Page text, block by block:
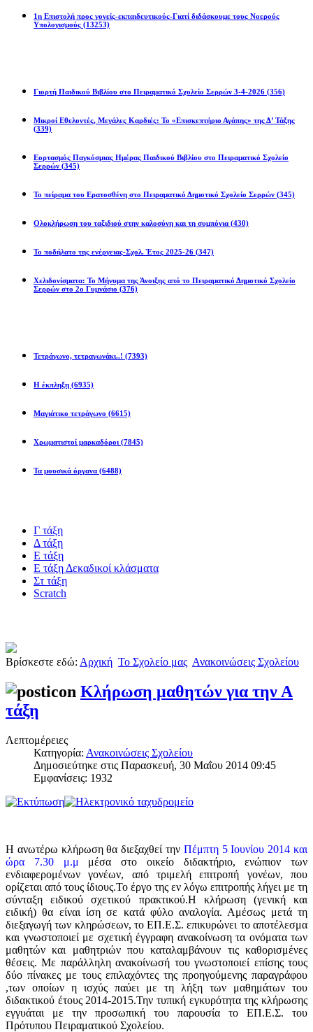
1η Επιστολή προς γονείς-εκπαιδευτικούς-Γιατί διδάσκουμε τους Νοερούς
Υπολογισμούς (13253)
Γιορτή Παιδικού Βιβλίου στο Πειραματικό Σχολείο Σερρών 3-4-2026 (356)
Μικροί Εθελοντές, Μεγάλες Καρδιές: Το «Επισκεπτήριο Αγάπης» της Δ’ Τάξης
(339)
Εορτασμός Παγκόσμιας Ημέρας Παιδικού Βιβλίου στο Πειραματικό Σχολείο
Σερρών (345)
Το πείραμα του Ερατοσθένη στο Πειραματικό Δημοτικό Σχολείο Σερρών (345)
Ολοκλήρωση του ταξιδιού στην καλοσύνη και τη συμπόνια (430)
Το ποδήλατο της ενέργειας-Σχολ. Έτος 2025-26 (347)
Χελιδονίσματα: Το Μήνυμα της Άνοιξης από το Πειραματικό Δημοτικό Σχολείο
Σερρών στο 2ο Γυμνάσιο (376)
Τετράγωνο, τετραγωνάκι..! (7393)
Η έκπληξη (6935)
Μαγιάτικο τετράγωνο (6615)
Χρωματιστοί μαρκαδόροι (7845)
Τα μουσικά όργανα (6488)
Γ τάξη
Δ τάξη
Ε τάξη
Ε τάξη Δεκαδικοί κλάσματα
Στ τάξη
Scratch
Βρίσκεστε εδώ: Αρχική Το Σχολείο μας Ανακοινώσεις Σχολείου
Κλήρωση μαθητών για την Α
τάξη
Λεπτομέρειες
Κατηγορία: Ανακοινώσεις Σχολείου
Δημοσιεύτηκε στις Παρασκευή, 30 Μαΐου 2014 09:45
Εμφανίσεις: 1932
Η ανωτέρω κλήρωση θα διεξαχθεί την Πέμπτη 5 Ιουνίου 2014 και
ώρα 7.30 μ.μ μέσα στο οικείο διδακτήριο, ενώπιον των
ενδιαφερομένων γονέων, από τριμελή επιτροπή γονέων, που
ορίζεται από τους ίδιους.Το έργο της εν λόγω επιτροπής λήγει με τη
σύνταξη ειδικού σχετικού πρακτικού.Η κλήρωση (γενική και
ειδική) θα είναι ίση σε κατά φύλο αναλογία. Αμέσως μετά τη
διεξαγωγή των κληρώσεων, το ΕΠ.Ε.Σ. επικυρώνει το αποτέλεσμα
και γνωστοποιεί με σχετική έγγραφη ανακοίνωση τα ονόματα των
μαθητών και μαθητριών που καταλαμβάνουν τις καθορισμένες
θέσεις. Με παράλληλη ανακοίνωσή του γνωστοποιεί επίσης τους
δύο πίνακες με τους επιλαχόντες της προηγούμενης παραγράφου
,των οποίων η ισχύς παύει με τη λήξη των μαθημάτων του
διδακτικού έτους 2014-2015.Την τυπική εγκυρότητα της κλήρωσης
εγγυάται με την προσωπική του παρουσία το ΕΠ.Ε.Σ. του
Πρότυπου Πειραματικού Σχολείου.